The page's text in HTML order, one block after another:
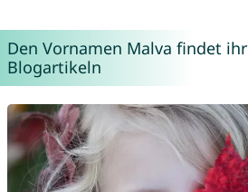
Den Vornamen Malva findet
Blogartikeln